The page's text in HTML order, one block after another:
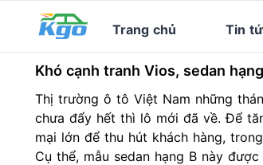
Trang chủ Tin
Khó cạnh tranh Vios, sedan
Thị trường ô tô Việt Nam những
chưa đẩy hết thì lô mới đã về. Để
mại lớn để thu hút khách hàng,
Cụ thể, mẫu sedan hạng B này